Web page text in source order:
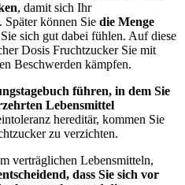
, damit sich Ihr
Später können Sie die Menge
sich gut dabei fühlen. Auf diese
Dosis Fruchtzucker Sie mit
Beschwerden kämpfen.
führen, in dem Sie
Lebensmittel
hereditär, kommen Sie
zu verzichten.
verträglichen Lebensmitteln,
dass Sie sich vor